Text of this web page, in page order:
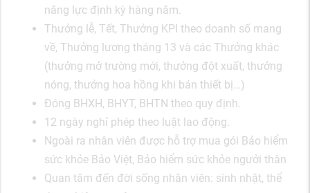
năng lực định kỳ hàng năm.
Thưởng lễ, Tết, Thưởng KPI theo doanh số mang
về, Thưởng lương tháng 13 và các Thưởng khác
(thưởng mở trường mới, thưởng đột xuất, thưởng
nóng, thưởng hoa hồng khi bán thiết bị…)
Đóng BHXH, BHYT, BHTN theo quy định.
12 ngày nghỉ phép theo luật lao động.
Ngoài ra nhân viên được hỗ trợ mua gói Bảo hiểm
sức khỏe Bảo Việt, Bảo hiểm sức khỏe ngưởi thân
Quan tâm đến đời sống nhân viên: sinh nhật, thể